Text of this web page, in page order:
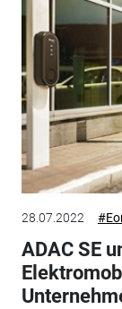
28.07.2022
ADAC SE